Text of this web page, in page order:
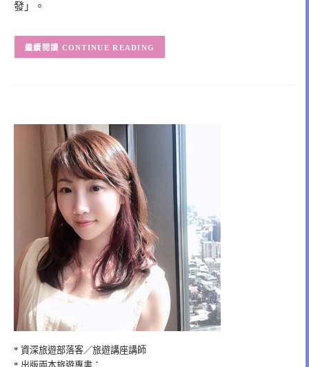
發」。
CONTINUE READING
* 資深旅遊部落客／旅遊講座講師